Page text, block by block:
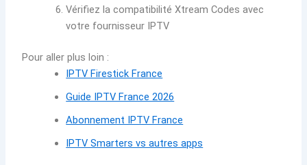
Vérifiez la compatibilité Xtream Codes avec
votre fournisseur IPTV
Pour aller plus loin :
IPTV Firestick France
Guide IPTV France 2026
Abonnement IPTV France
IPTV Smarters vs autres apps